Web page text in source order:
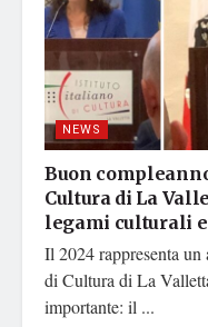
NEWS
Buon
Cultura di La
legami culturali
Il 2024 rappresenta
di Cultura di La
importante: il ...